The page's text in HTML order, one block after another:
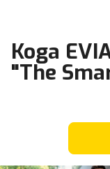
Koga
"The